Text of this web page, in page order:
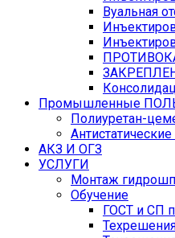
Вуальная
Промышленные
Полиуретан-
АКЗ И ОГЗ
УСЛУГИ
Монтаж
Обучение
ГОСТ и СП